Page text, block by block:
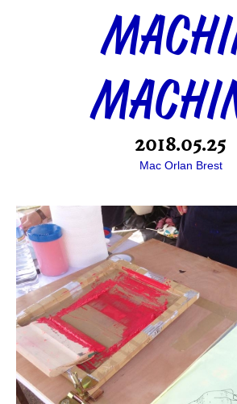
2018.05.25
Mac Orlan Brest